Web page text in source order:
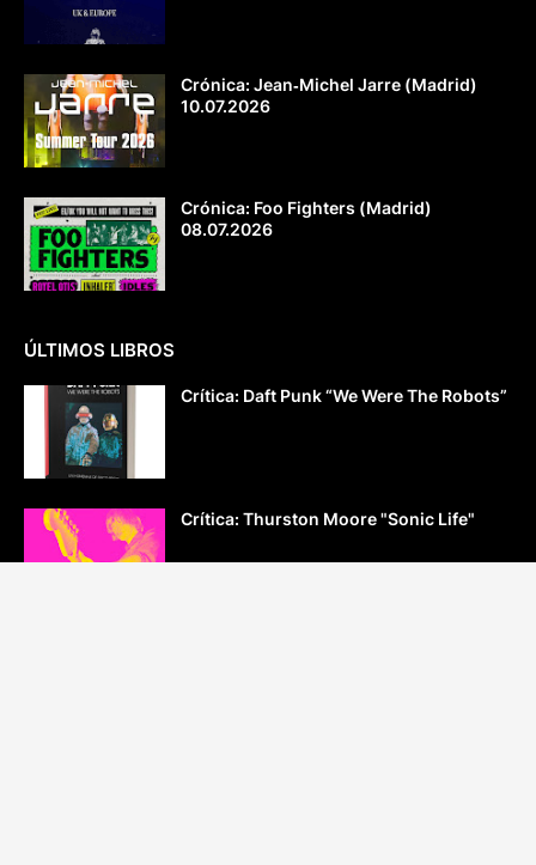
Crónica: Jean‐Michel Jarre (Madrid)
10.07.2026
Crónica: Foo Fighters (Madrid)
08.07.2026
ÚLTIMOS LIBROS
Crítica: Daft Punk “We Were The Robots”
Crítica: Thurston Moore "Sonic Life"